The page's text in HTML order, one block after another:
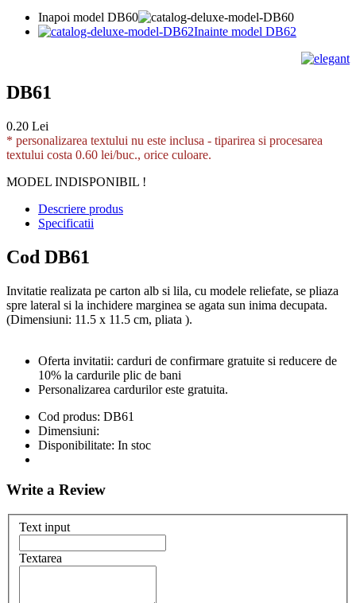
Inapoi model DB60
Inainte model DB62
DB61
0.20 Lei
* personalizarea textului nu este inclusa - tiparirea si procesarea
textului costa 0.60 lei/buc., orice culoare.
MODEL INDISPONIBIL !
Descriere produs
Specificatii
Cod DB61
Invitatie realizata pe carton alb si lila, cu modele reliefate, se pliaza
spre lateral si la inchidere marginea se agata sun inima decupata.
(Dimensiuni: 11.5 x 11.5 cm, pliata ).
Oferta invitatii: carduri de confirmare gratuite si reducere de
10% la cardurile plic de bani
Personalizarea cardurilor este gratuita.
Cod produs: DB61
Dimensiuni:
Disponibilitate: In stoc
Write a Review
Text input
Textarea